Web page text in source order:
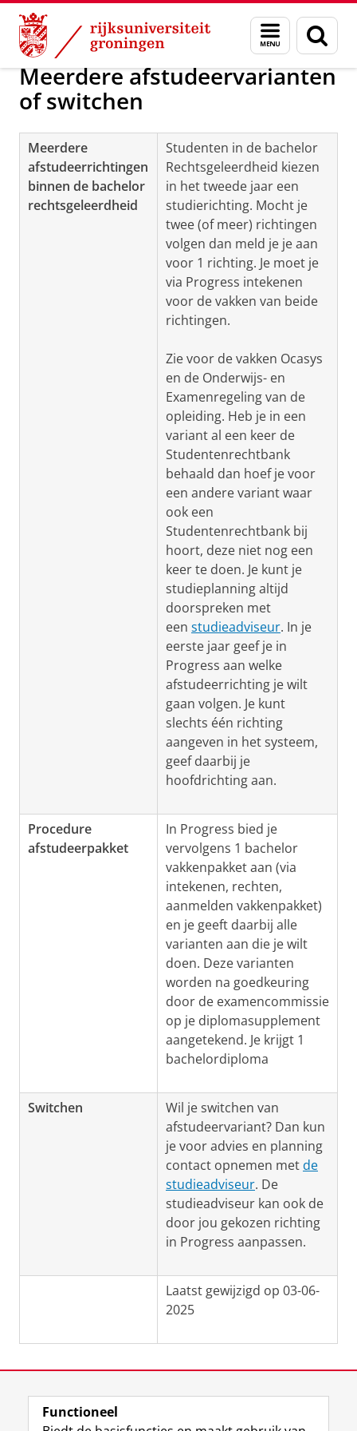
Skip
Content
Skip
Navigation
Menu
en
zoeken
Opleidingen, varianten & specialisaties
Meerdere afstudeervarianten
of switchen
Meerdere
afstudeerrichtingen
binnen de bachelor
rechtsgeleerdheid
Studenten in de bachelor
Rechtsgeleerdheid kiezen
in het tweede jaar een
studierichting. Mocht je
twee (of meer) richtingen
volgen dan meld je je aan
voor 1 richting. Je moet je
via Progress intekenen
voor de vakken van beide
richtingen.
Zie voor de vakken Ocasys
en de Onderwijs- en
Examenregeling van de
opleiding. Heb je in een
variant al een keer de
Studentenrechtbank
behaald dan hoef je voor
een andere variant waar
ook een
Studentenrechtbank bij
hoort, deze niet nog een
keer te doen. Je kunt je
studieplanning altijd
doorspreken met
een studieadviseur. In je
eerste jaar geef je in
Progress aan welke
afstudeerrichting je wilt
gaan volgen. Je kunt
slechts één richting
aangeven in het systeem,
geef daarbij je
hoofdrichting aan.
Procedure
afstudeerpakket
In Progress bied je
vervolgens 1 bachelor
vakkenpakket aan (via
intekenen, rechten,
aanmelden vakkenpakket)
en je geeft daarbij alle
varianten aan die je wilt
doen. Deze varianten
worden na goedkeuring
door de examencommissie
op je diplomasupplement
aangetekend. Je krijgt 1
bachelordiploma
Switchen
Wil je switchen van
afstudeervariant? Dan kun
je voor advies en planning
contact opnemen metde
studieadviseur. De
studieadviseur kan ook de
door jou gekozen richting
in Progress aanpassen.
Laatst gewijzigd op 03-06-
2025
View this page in:English
Functioneel